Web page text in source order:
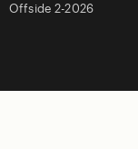
Offside 2-2026